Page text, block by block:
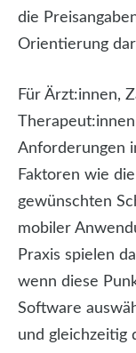
die
Orientierung
Für Ärzt:innen,
Anforderungen
Faktoren wie
gewünschten
mobiler
Praxis spielen
wenn diese
Software
und gleichzeitig